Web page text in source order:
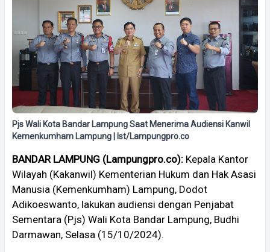
Pjs Wali Kota Bandar Lampung Saat Menerima Audiensi Kanwil
Kemenkumham Lampung | Ist/Lampungpro.co
BANDAR LAMPUNG (Lampungpro.co): Kepala Kantor
Wilayah (Kakanwil) Kementerian Hukum dan Hak Asasi
Manusia (Kemenkumham) Lampung, Dodot
Adikoeswanto, lakukan audiensi dengan Penjabat
Sementara (Pjs) Wali Kota Bandar Lampung, Budhi
Darmawan, Selasa (15/10/2024).